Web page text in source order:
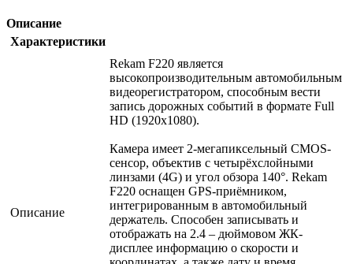
Описание
Характеристики
Описание
Rekam F220 является
высокопроизводительным автомобильным
видеорегистратором, способным вести
запись дорожных событий в формате Full
HD (1920x1080).
Камера имеет 2-мегапиксельный CMOS-
сенсор, объектив с четырёхслойными
линзами (4G) и угол обзора 140°. Rekam
F220 оснащен GPS-приёмником,
интегрированным в автомобильный
держатель. Способен записывать и
отображать на 2.4 – дюймовом ЖК-
дисплее информацию о скорости и